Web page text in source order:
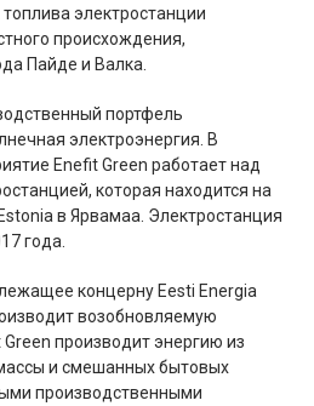
электростанции
происхождения,
Пайде и Валка.
портфель
электроэнергия. В
Enefit Green работает над
которая находится на
в Ярвамаа. Электростанция
года.
концерну Eesti Energia
возобновляемую
производит энергию из
и смешанных бытовых
производственными